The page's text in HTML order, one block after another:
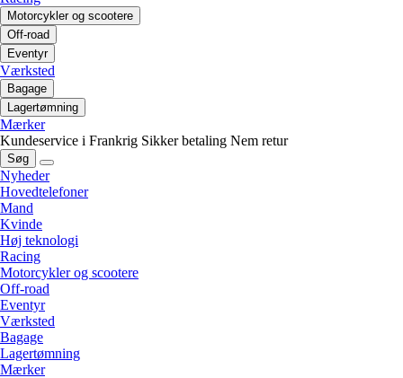
Motorcykler og scootere
Off-road
Eventyr
Værksted
Bagage
Lagertømning
Mærker
Kundeservice i Frankrig Sikker betaling Nem retur
Søg
Nyheder
Hovedtelefoner
Mand
Kvinde
Høj teknologi
Racing
Motorcykler og scootere
Off-road
Eventyr
Værksted
Bagage
Lagertømning
Mærker